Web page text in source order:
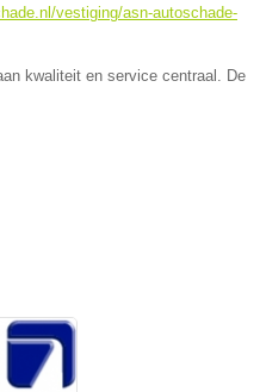
vestiging/asn-autoschade-
kwaliteit en service centraal. De